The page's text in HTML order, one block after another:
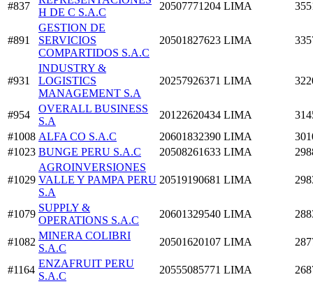
#837
H DE C S.A.C
20507771204 LIMA
#891
GESTION DE
SERVICIOS
COMPARTIDOS S.A.C
20501827623 LIMA
#931
INDUSTRY &
LOGISTICS
MANAGEMENT S.A
20257926371 LIMA
#954
OVERALL BUSINESS
S.A
20122620434 LIMA
#1008 ALFA CO S.A.C 20601832390 LIMA
#1023 BUNGE PERU S.A.C 20508261633 LIMA
#1029
AGROINVERSIONES
VALLE Y PAMPA PERU
S.A
20519190681 LIMA
#1079
SUPPLY &
OPERATIONS S.A.C
20601329540 LIMA
#1082
MINERA COLIBRI
S.A.C
20501620107 LIMA
#1164
ENZAFRUIT PERU
S.A.C
20555085771 LIMA